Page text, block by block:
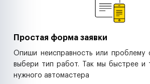
Простая форма заявки
Опиши неисправность или проблему
выбери тип работ. Так мы быстрее и
нужного автомастера